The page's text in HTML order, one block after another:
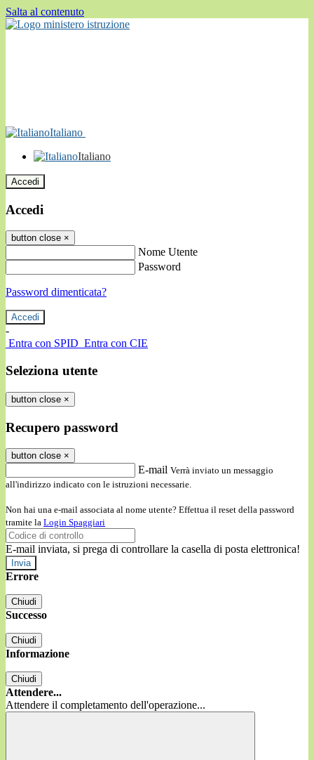
Salta al contenuto
Italiano
Italiano
Accedi
Accedi
button close ×
Nome Utente
Password
Password dimenticata?
-
Entra con SPID Entra con CIE
Seleziona utente
button close ×
Recupero password
button close ×
E-mail Verrà inviato un messaggio
all'indirizzo indicato con le istruzioni necessarie.
Non hai una e-mail associata al nome utente? Effettua il reset della password
tramite la Login Spaggiari
E-mail inviata, si prega di controllare la casella di posta elettronica!
Errore
Chiudi
Successo
Chiudi
Informazione
Chiudi
Attendere...
Attendere il completamento dell'operazione...